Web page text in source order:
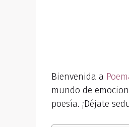
Bienvenida a
mundo de
poesía. ¡Déjate